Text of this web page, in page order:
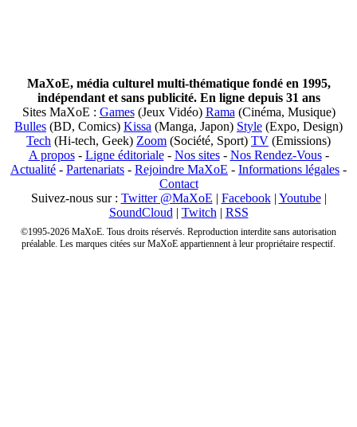
MaXoE, média culturel multi-thématique fondé en 1995,
indépendant et sans publicité. En ligne depuis 31 ans
Sites MaXoE : Games(Jeux Vidéo) Rama (Cinéma, Musique)
Bulles (BD, Comics) Kissa (Manga, Japon) Style (Expo, Design)
Tech (Hi-tech, Geek) Zoom (Société, Sport) TV (Emissions)
A propos- Ligne éditoriale- Nos sites- Nos Rendez-Vous-
Actualité - Partenariats - Rejoindre MaXoE - Informations légales -
Contact
Suivez-nous sur : Twitter @MaXoE | Facebook| Youtube|
SoundCloud | Twitch | RSS
©1995-2026 MaXoE. Tous droits réservés. Reproduction interdite sans autorisation
préalable. Les marques citées sur MaXoE appartiennent à leur propriétaire respectif.